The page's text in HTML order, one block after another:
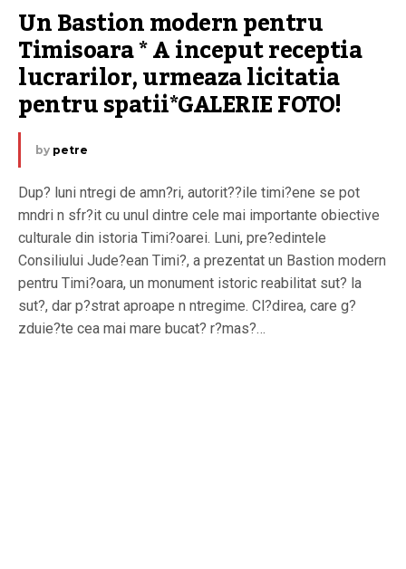
Un Bastion modern pentru
Timisoara * A inceput receptia
lucrarilor, urmeaza licitatia
pentru spatii*GALERIE FOTO!
by petre
Dup? luni ntregi de amn?ri, autorit??ile timi?ene se pot
mndri n sfr?it cu unul dintre cele mai importante obiective
culturale din istoria Timi?oarei. Luni, pre?edintele
Consiliului Jude?ean Timi?, a prezentat un Bastion modern
pentru Timi?oara, un monument istoric reabilitat sut? la
sut?, dar p?strat aproape n ntregime. Cl?direa, care g?
zduie?te cea mai mare bucat? r?mas?…